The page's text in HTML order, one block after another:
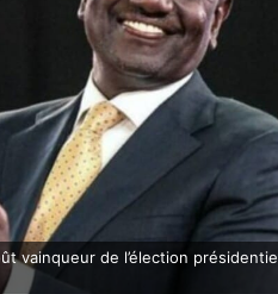
vainqueur de l’élection